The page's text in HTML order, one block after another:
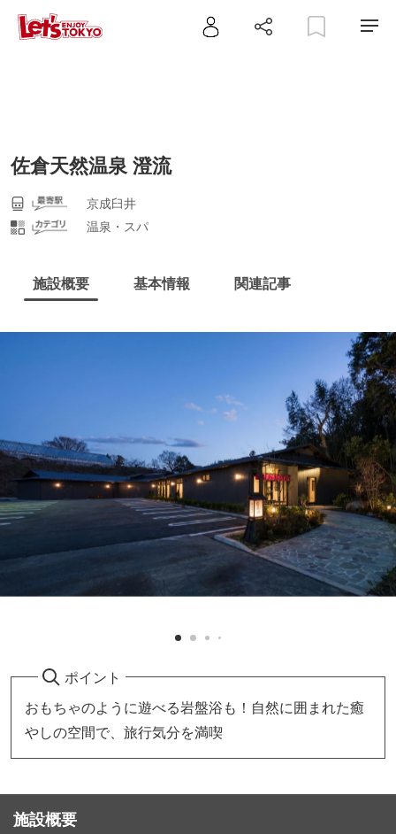
佐倉天然温泉 澄流
京成臼井
温泉・スパ
施設概要 基本情報 関連記事
ポイント
おもちゃのように遊べる岩盤浴も！自然に囲まれた癒
やしの空間で、旅行気分を満喫
施設概要